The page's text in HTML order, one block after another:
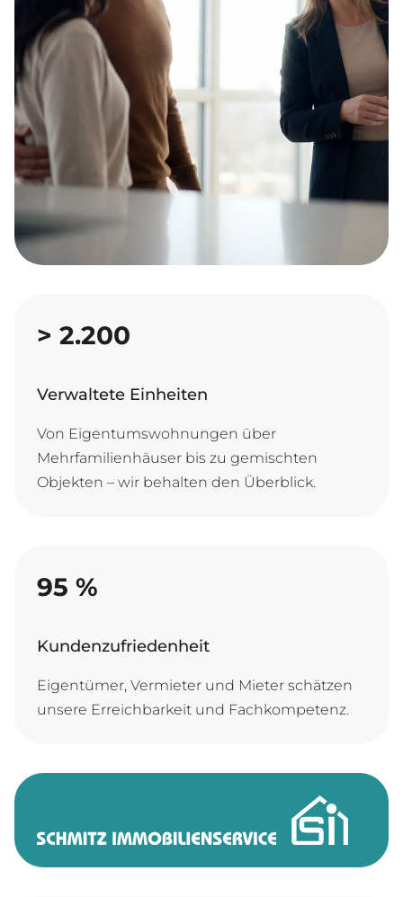
> 2.200
Verwaltete Einheiten
Von Eigentumswohnungen über
Mehrfamilienhäuser bis zu gemischten
Objekten – wir behalten den Überblick.
95 %
Kundenzufriedenheit
Eigentümer, Vermieter und Mieter schätzen
unsere Erreichbarkeit und Fachkompetenz.